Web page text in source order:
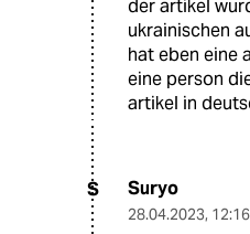
der artikel
ukrainischen
hat eben eine
eine person
artikel in
S Suryo
28.04.2023,